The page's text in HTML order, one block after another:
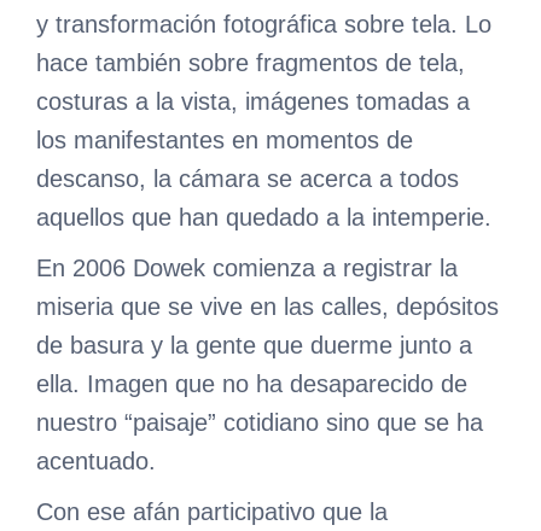
y transformación fotográfica sobre tela. Lo
hace también sobre fragmentos de tela,
costuras a la vista, imágenes tomadas a
los manifestantes en momentos de
descanso, la cámara se acerca a todos
aquellos que han quedado a la intemperie.
En 2006 Dowek comienza a registrar la
miseria que se vive en las calles, depósitos
de basura y la gente que duerme junto a
ella. Imagen que no ha desaparecido de
nuestro “paisaje” cotidiano sino que se ha
acentuado.
Con ese afán participativo que la